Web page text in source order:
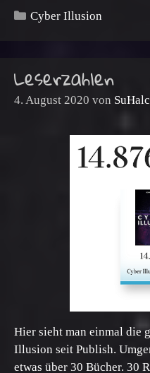
Kategorien
Cyber Illusion
Leserzahlen
4. August 2020 von
Hier sieht man einmal die
Illusion seit Publish.
etwas über 30 Bücher. 30